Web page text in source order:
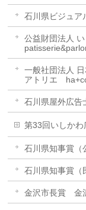
石川県ビジュ
公益財団法人
一般社団法人
アトリエ
石川県屋外広
第33回いしか
石川県知事賞
石川県知事賞
金沢市長賞 金